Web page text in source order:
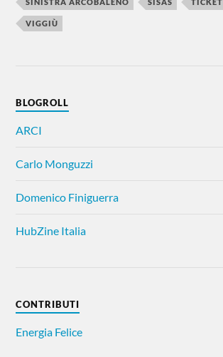
VIGGIÙ
BLOGROLL
ARCI
Carlo Monguzzi
Domenico Finiguerra
HubZine Italia
CONTRIBUTI
Energia Felice